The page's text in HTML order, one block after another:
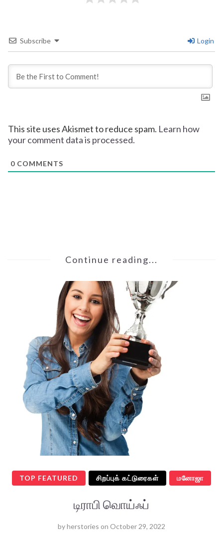
Subscribe Login
This site uses Akismet to reduce spam. Learn how
your comment data is processed.
0 COMMENTS
Continue reading...
TOP FEATURED சிறப்புக் கட்டுரைகள் மனோஜா
டிராபி வொய்ஃப்
byherstories on October 29, 2022